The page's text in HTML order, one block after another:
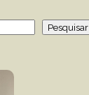
Pesquisar